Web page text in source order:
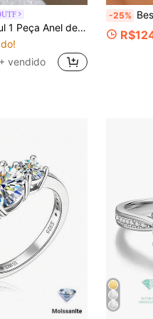
Elegante de 2 Quilates e Diamante, Presente para Mulheres/Meninas, Joia Requintada, Joia de Noiva, Anel de Diamante
vendido
-25% Besthing 1 Peça Anel de